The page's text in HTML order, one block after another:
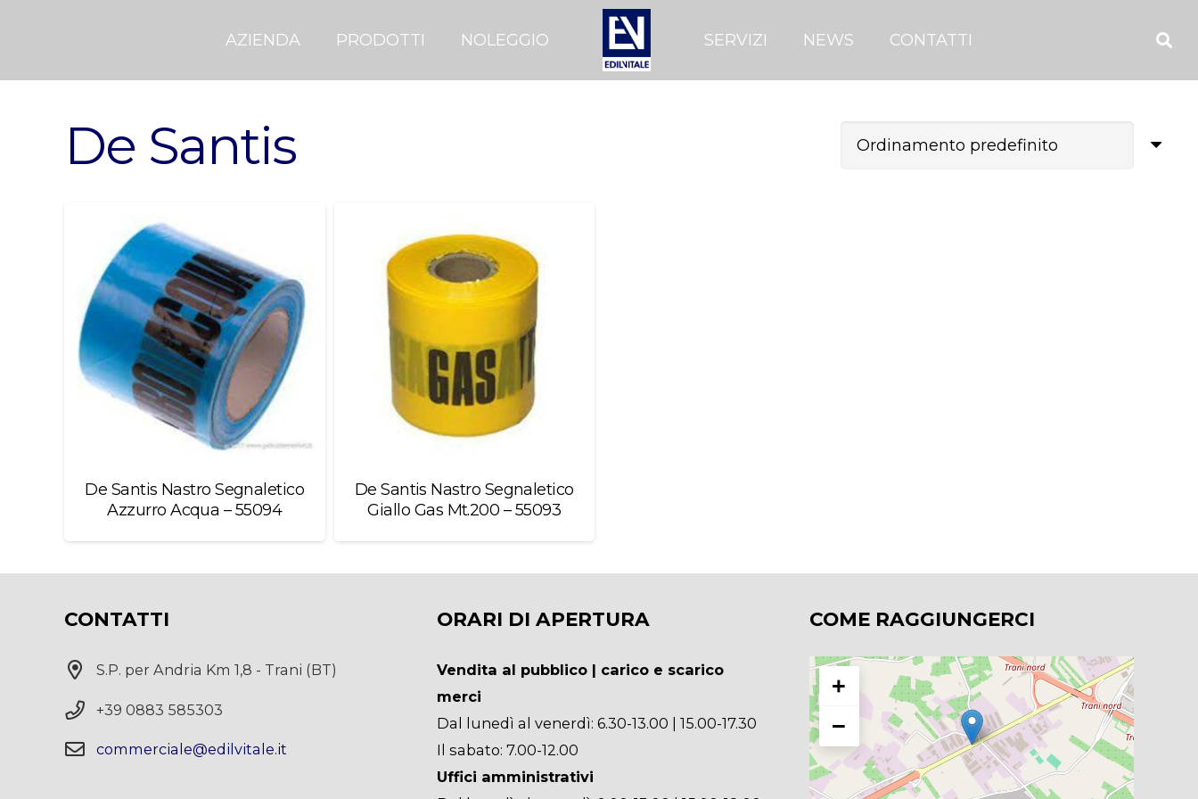
AZIENDA PRODOTTI NOLEGGIO SERVIZI NEWS CONTATTI
De Santis
De Santis Nastro Segnaletico
Azzurro Acqua – 55094
De Santis Nastro Segnaletico
Giallo Gas Mt.200 – 55093
CONTATTI
S.P. per Andria Km 1,8 - Trani (BT)
+39 0883 585303
commerciale@edilvitale.it
ORARI DI APERTURA
Vendita al pubblico | carico e scarico
merci
Dal lunedì al venerdì: 6.30-13.00 | 15.00-17.30
Il sabato: 7.00-12.00
Uffici amministrativi
COME RAGGIUNGERCI
+
−